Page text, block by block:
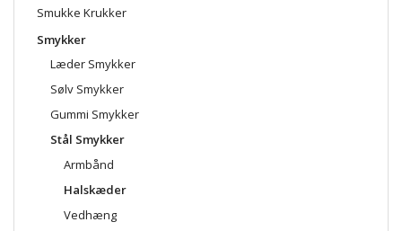
Smukke Krukker
Smykker
Læder Smykker
Sølv Smykker
Gummi Smykker
Stål Smykker
Armbånd
Halskæder
Vedhæng